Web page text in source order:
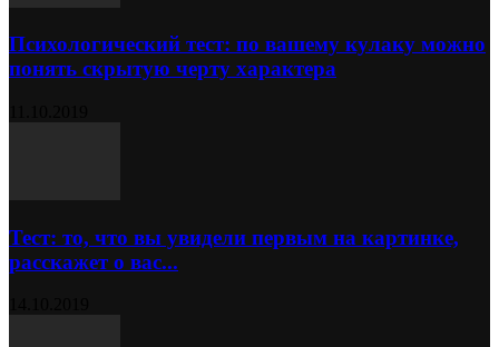
Психологический тест: по вашему кулаку можно
понять скрытую черту характера
Тест: то, что вы увидели первым на картинке,
расскажет о вас...